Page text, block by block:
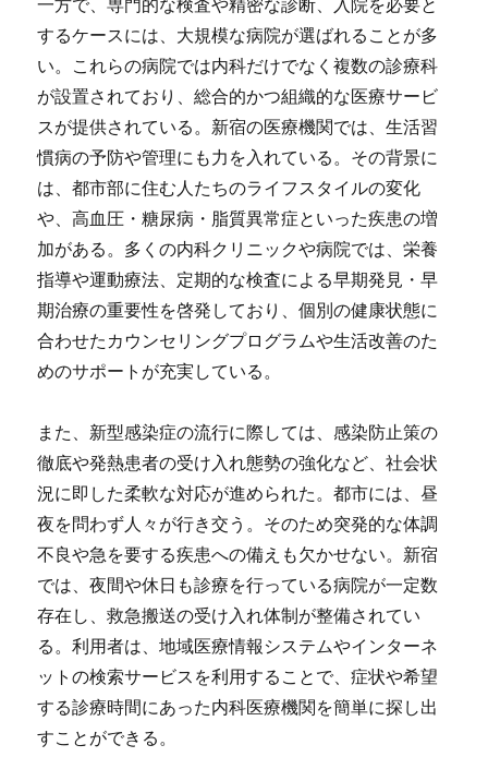
するケースには、大規模な病院が選ばれることが多
い。これらの病院では内科だけでなく複数の診療科
が設置されており、総合的かつ組織的な医療サービ
スが提供されている。新宿の医療機関では、生活習
慣病の予防や管理にも力を入れている。その背景に
は、都市部に住む人たちのライフスタイルの変化
や、高血圧・糖尿病・脂質異常症といった疾患の増
加がある。多くの内科クリニックや病院では、栄養
指導や運動療法、定期的な検査による早期発見・早
期治療の重要性を啓発しており、個別の健康状態に
合わせたカウンセリングプログラムや生活改善のた
めのサポートが充実している。
また、新型感染症の流行に際しては、感染防止策の
徹底や発熱患者の受け入れ態勢の強化など、社会状
況に即した柔軟な対応が進められた。都市には、昼
夜を問わず人々が行き交う。そのため突発的な体調
不良や急を要する疾患への備えも欠かせない。新宿
では、夜間や休日も診療を行っている病院が一定数
存在し、救急搬送の受け入れ体制が整備されてい
る。利用者は、地域医療情報システムやインターネ
ットの検索サービスを利用することで、症状や希望
する診療時間にあった内科医療機関を簡単に探し出
すことができる。